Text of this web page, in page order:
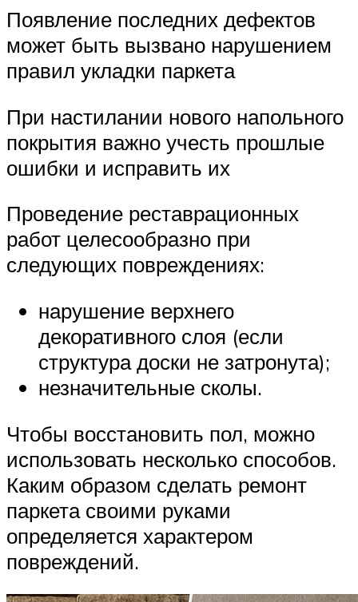
Появление последних дефектов
может быть вызвано нарушением
правил укладки паркета
При настилании нового напольного
покрытия важно учесть прошлые
ошибки и исправить их
Проведение реставрационных
работ целесообразно при
следующих повреждениях:
нарушение верхнего
декоративного слоя (если
структура доски не затронута);
незначительные сколы.
Чтобы восстановить пол, можно
использовать несколько способов.
Каким образом сделать ремонт
паркета своими руками
определяется характером
повреждений.